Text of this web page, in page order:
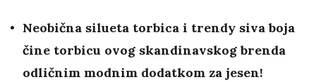
Neobična silueta torbica i trendy siva boja
čine torbicu ovog skandinavskog brenda
odličnim modnim dodatkom za jesen!